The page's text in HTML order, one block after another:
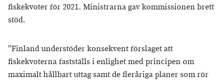
fiskekvoter för 2021. Ministrarna gav kommissionen brett
stöd.
”Finland understöder konsekvent förslaget att
fiskekvoterna fastställs i enlighet med principen om
maximalt hållbart uttag samt de fleråriga planer som rör